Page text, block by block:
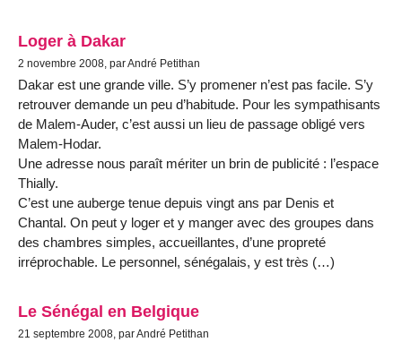
Loger à Dakar
2 novembre 2008, par André Petithan
Dakar est une grande ville. S’y promener n’est pas facile. S’y
retrouver demande un peu d’habitude. Pour les sympathisants
de Malem-Auder, c’est aussi un lieu de passage obligé vers
Malem-Hodar.
Une adresse nous paraît mériter un brin de publicité : l’espace
Thially.
C’est une auberge tenue depuis vingt ans par Denis et
Chantal. On peut y loger et y manger avec des groupes dans
des chambres simples, accueillantes, d’une propreté
irréprochable. Le personnel, sénégalais, y est très (…)
Le Sénégal en Belgique
21 septembre 2008, par André Petithan